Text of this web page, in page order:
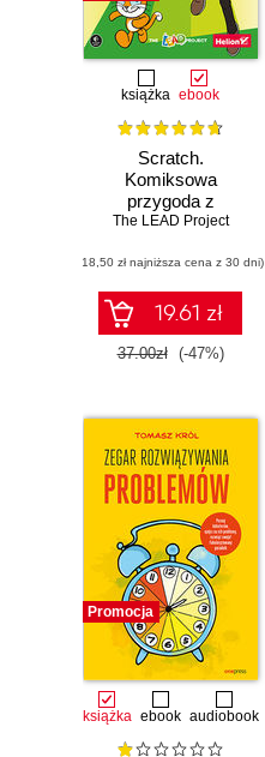
książka ebook
Scratch.
Komiksowa
przygoda z
programowaniem
The LEAD Project
(18,50 zł najniższa cena z 30 dni)
19.61 zł
37.00zł (-47%)
Promocja
książka ebook audiobook